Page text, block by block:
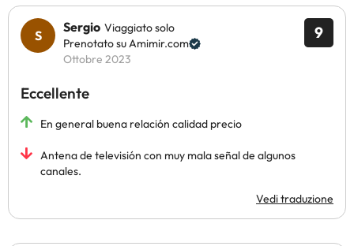
9
Sergio Viaggiato solo
Prenotato su Amimir.com
Ottobre 2023
Eccellente
En general buena relación calidad precio
Antena de televisión con muy mala señal de algunos
canales.
Vedi traduzione